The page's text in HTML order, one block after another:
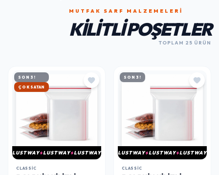
MUTFAK SARF MALZEMELERI
KILITLI POŞETLER
TOPLAM 25 ÜRÜN
SON 3!
HIZLI KARGO
LUSTWAY LUSTWAY LUSTWAY
CLASSIC
SON 3!
LUSTWAY LUSTWAY LUSTWAY
CLASSIC